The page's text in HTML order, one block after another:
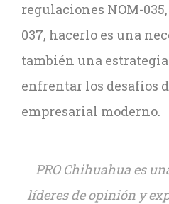
regulaciones NOM-
037, hacerlo es una
también una
enfrentar los desafíos
empresarial moderno.
PRO Chihuahua es
líderes de opinión y